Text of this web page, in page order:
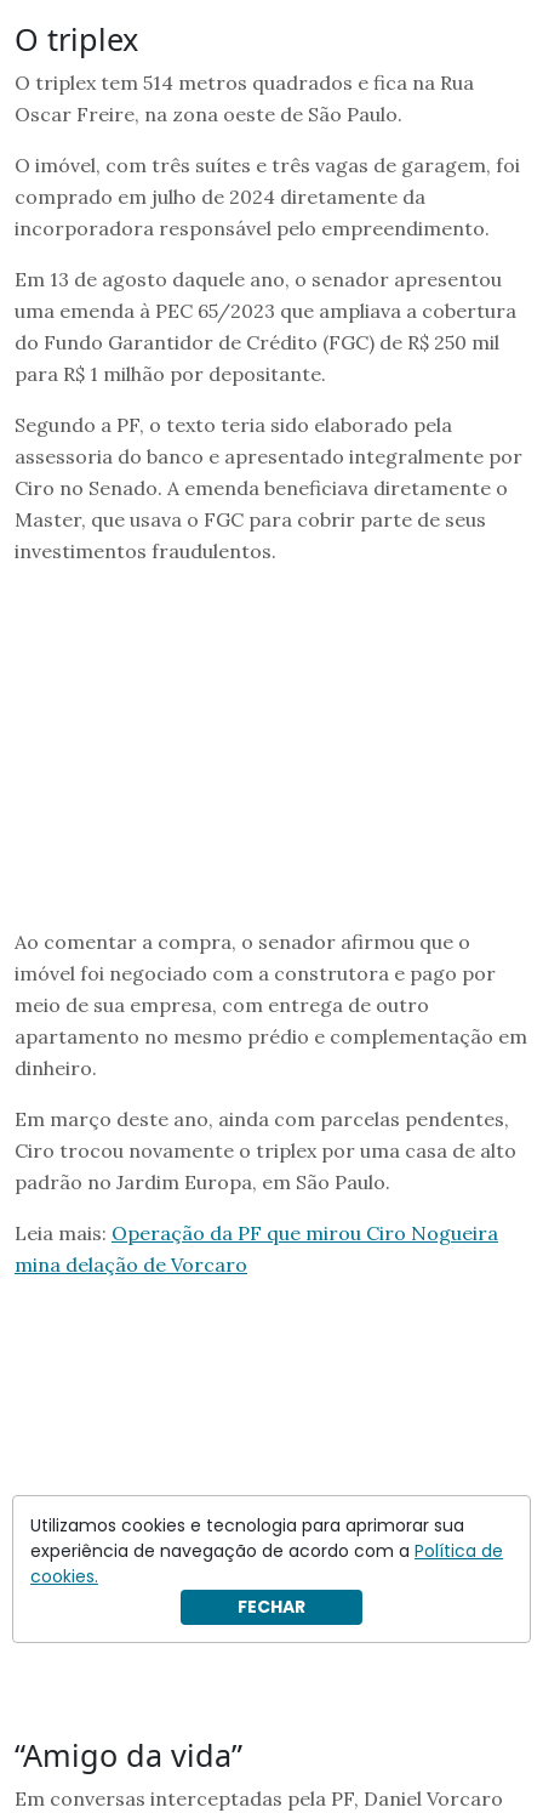
O triplex
O triplex tem 514 metros quadrados e fica na Rua
Oscar Freire, na zona oeste de São Paulo.
O imóvel, com três suítes e três vagas de garagem, foi
comprado em julho de 2024 diretamente da
incorporadora responsável pelo empreendimento.
Em 13 de agosto daquele ano, o senador apresentou
uma emenda à PEC 65/2023 que ampliava a cobertura
do Fundo Garantidor de Crédito (FGC) de R$ 250 mil
para R$ 1 milhão por depositante.
Segundo a PF, o texto teria sido elaborado pela
assessoria do banco e apresentado integralmente por
Ciro no Senado. A emenda beneficiava diretamente o
Master, que usava o FGC para cobrir parte de seus
investimentos fraudulentos.
Ao comentar a compra, o senador afirmou que o
imóvel foi negociado com a construtora e pago por
meio de sua empresa, com entrega de outro
apartamento no mesmo prédio e complementação em
dinheiro.
Em março deste ano, ainda com parcelas pendentes,
Ciro trocou novamente o triplex por uma casa de alto
padrão no Jardim Europa, em São Paulo.
Leia mais: Operação da PF que mirou Ciro Nogueira
mina delação de Vorcaro
“Amigo da vida”
Em conversas interceptadas pela PF, Daniel Vorcaro
Utilizamos cookies e tecnologia para aprimorar sua
experiência de navegação de acordo com a Política de
cookies.
FECHAR